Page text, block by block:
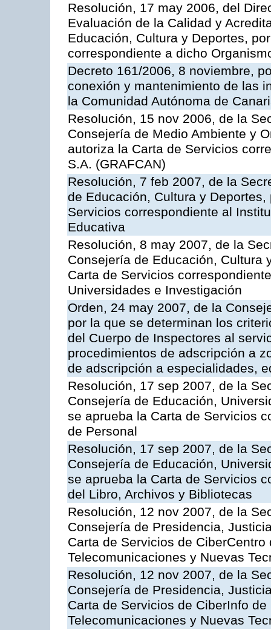
Resolución, 17 may 2006, del
Evaluación de la Calidad y
Educación, Cultura y Deportes,
correspondiente a dicho
Decreto 161/2006, 8 noviembre,
conexión y mantenimiento de las
la Comunidad Autónoma de
Resolución, 15 nov 2006, de la
Consejería de Medio Ambiente y
autoriza la Carta de Servicios
S.A. (GRAFCAN)
Resolución, 7 feb 2007, de la
de Educación, Cultura y
Servicios correspondiente al
Educativa
Resolución, 8 may 2007, de la
Consejería de Educación, Cultura
Carta de Servicios
Universidades e Investigación
Orden, 24 may 2007, de la
por la que se determinan los
del Cuerpo de Inspectores al
procedimientos de adscripción a
de adscripción a especialidades,
Resolución, 17 sep 2007, de la
Consejería de Educación,
se aprueba la Carta de Servicios
de Personal
Resolución, 17 sep 2007, de la
Consejería de Educación,
se aprueba la Carta de Servicios
del Libro, Archivos y Bibliotecas
Resolución, 12 nov 2007, de la
Consejería de Presidencia,
Carta de Servicios de
Telecomunicaciones y Nuevas
Resolución, 12 nov 2007, de la
Consejería de Presidencia,
Carta de Servicios de CiberInfo
Telecomunicaciones y Nuevas